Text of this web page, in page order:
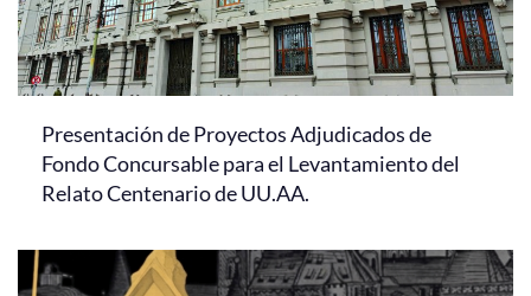
Presentación de Proyectos Adjudicados de
Fondo Concursable para el Levantamiento del
Relato Centenario de UU.AA.